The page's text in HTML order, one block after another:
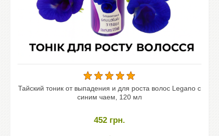
Тайский тоник от выпадения и для роста волос Legano с
синим чаем, 120 мл
452 грн.